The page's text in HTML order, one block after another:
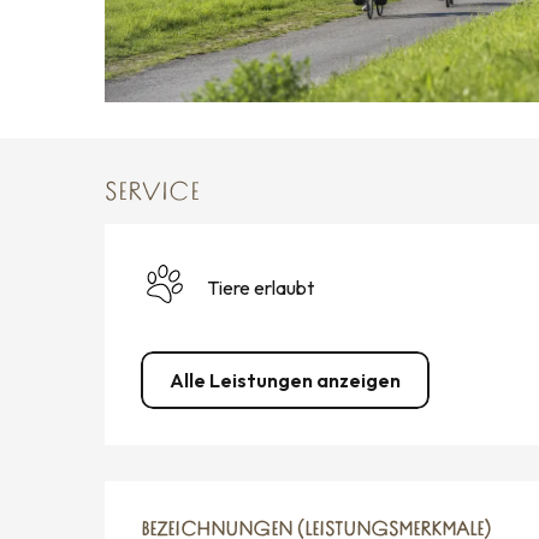
SERVICE
Tiere erlaubt
Alle Leistungen anzeigen
BEZEICHNUNGEN (LEISTUNGSMERKMALE)
BEZEICHNUNGEN (LEISTUNGSMERKMALE)